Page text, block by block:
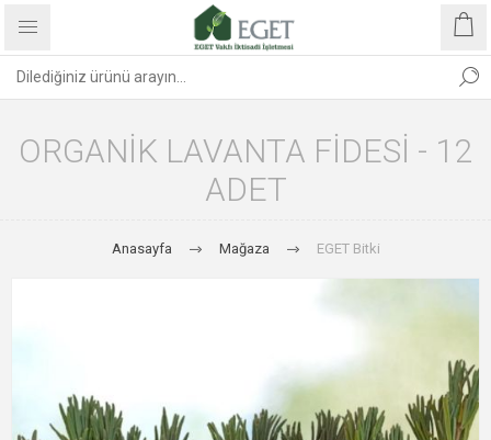
ORGANIK LAVANTA FIDESI - 12
ADET
Anasayfa Mağaza EGET Bitki